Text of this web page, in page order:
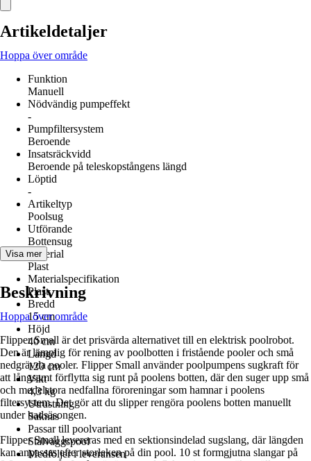
Artikeldetaljer
Hoppa över område
Funktion
Manuell
Nödvändig pumpeffekt
-
Pumpfiltersystem
Beroende
Insatsräckvidd
Beroende på teleskopstångens längd
Löptid
-
Artikeltyp
Poolsug
Utförande
Bottensug
Material
Plast
Materialspecifikation
Plast
Bredd
15 cm
Höjd
40 cm
Längd
120 cm
Vikt
4,3 kg
Utrustning
Saknas
Passar till poolvariant
Stålväggspool
Medföljer i leveransen
Visa mer
Beskrivning
Hoppa över område
Flipper Small är det prisvärda alternativet till en elektrisk poolrobot.
Den är lämplig för rening av poolbotten i fristående pooler och små
nedgrävda pooler. Flipper Small använder poolpumpens sugkraft för
att långsamt förflytta sig runt på poolens botten, där den suger upp små
och medelstora nedfallna föroreningar som hamnar i poolens
filtersystem. Det gör att du slipper rengöra poolens botten manuellt
under badsäsongen.
Flipper Small levereras med en sektionsindelad sugslang, där längden
kan anpassas efter storleken på din pool. 10 st formgjutna slangar på